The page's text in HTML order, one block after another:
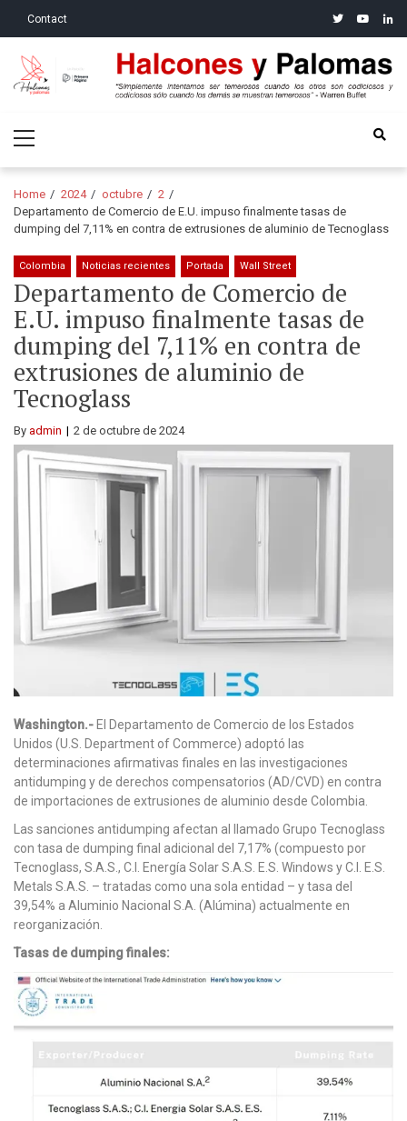
Contact twitteryoutube
Halcones y Palomas
Menu
Home 2024 octubre
2
Departamento de Comercio de E.U. impuso finalmente tasas de
dumping del 7,11% en contra de extrusiones de aluminio de Tecnoglass
Colombia Noticias recientes Portada Wall Street
Departamento de Comercio de
E.U. impuso finalmente tasas de
dumping del 7,11% en contra de
extrusiones de aluminio de
Tecnoglass
By admin 2 de octubre de 2024
Washington.- El Departamento de Comercio de los Estados
Unidos (U.S. Department of Commerce) adoptó las
determinaciones afirmativas finales en las investigaciones
antidumping y de derechos compensatorios (AD/CVD) en contra
de importaciones de extrusiones de aluminio desde Colombia.
Las sanciones antidumping afectan al llamado Grupo Tecnoglass
con tasa de dumping final adicional del 7,17% (compuesto por
Tecnoglass, S.A.S., C.I. Energía Solar S.A.S. E.S. Windows y C.I. E.S.
Metals S.A.S. – tratadas como una sola entidad – y tasa del
39,54% a Aluminio Nacional S.A. (Alúmina) actualmente en
reorganización.
Tasas de dumping finales: